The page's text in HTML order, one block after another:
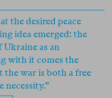
the desired peace
idea emerged: the
Ukraine as an
with it comes the
war is both a free
necessity.”